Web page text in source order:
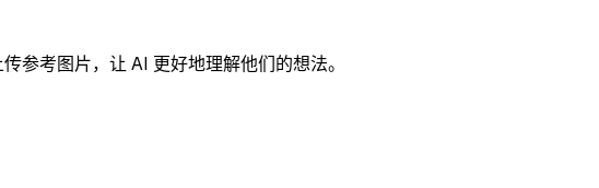
参考图片，让 AI 更好地理解他们的想法。